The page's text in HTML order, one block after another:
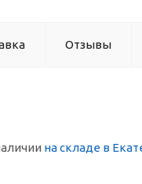
Отзывы
на складе в